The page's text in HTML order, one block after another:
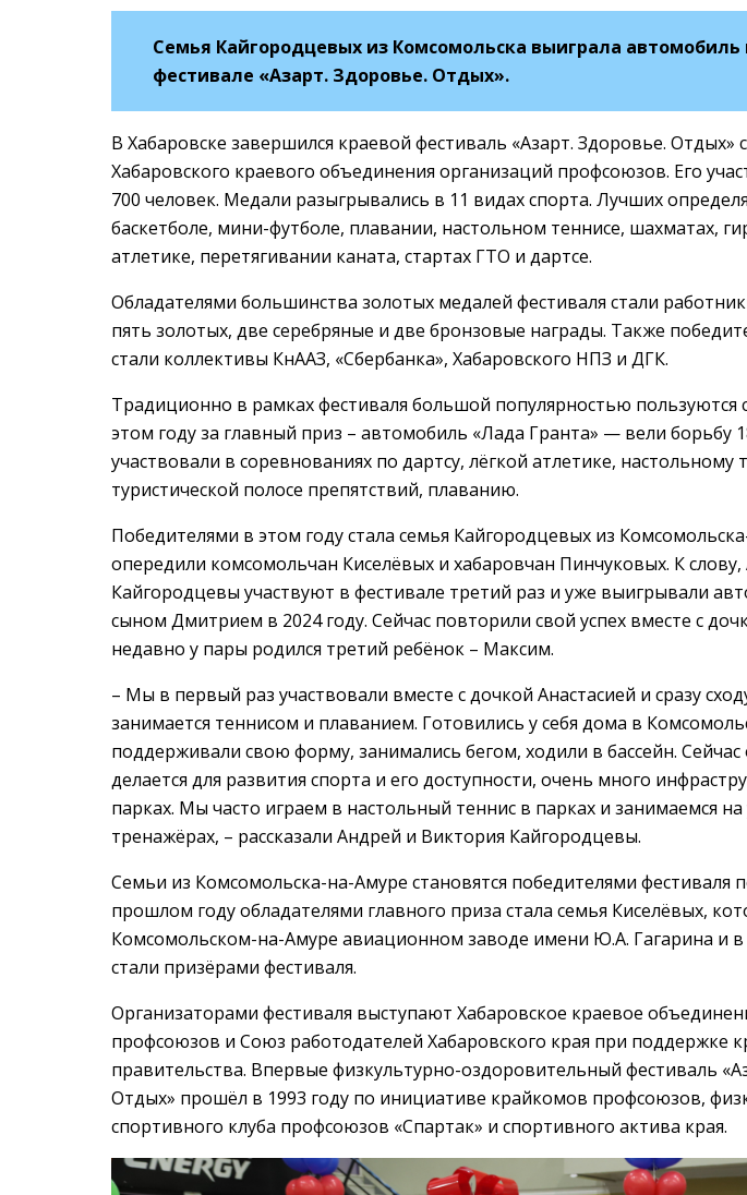
Семья Кайгородцевых из Комсомольска выиграла автомобиль
фестивале «Азарт. Здоровье. Отдых».
В Хабаровске завершился краевой фестиваль «Азарт. Здоровье. Отдых»
Хабаровского краевого объединения организаций профсоюзов. Его
700 человек. Медали разыгрывались в 11 видах спорта. Лучших
баскетболе, мини-футболе, плавании, настольном теннисе, шахматах,
атлетике, перетягивании каната, стартах ГТО и дартсе.
Обладателями большинства золотых медалей фестиваля стали
пять золотых, две серебряные и две бронзовые награды. Также
стали коллективы КнААЗ, «Сбербанка», Хабаровского НПЗ и ДГК.
Традиционно в рамках фестиваля большой популярностью пользуются
этом году за главный приз – автомобиль «Лада Гранта» — вели борьбу
участвовали в соревнованиях по дартсу, лёгкой атлетике, настольному
туристической полосе препятствий, плаванию.
Победителями в этом году стала семья Кайгородцевых из
опередили комсомольчан Киселёвых и хабаровчан Пинчуковых. К
Кайгородцевы участвуют в фестивале третий раз и уже выигрывали
сыном Дмитрием в 2024 году. Сейчас повторили свой успех вместе с
недавно у пары родился третий ребёнок – Максим.
– Мы в первый раз участвовали вместе с дочкой Анастасией и сразу
занимается теннисом и плаванием. Готовились у себя дома в
поддерживали свою форму, занимались бегом, ходили в бассейн.
делается для развития спорта и его доступности, очень много
парках. Мы часто играем в настольный теннис в парках и занимаемся
тренажёрах, – рассказали Андрей и Виктория Кайгородцевы.
Семьи из Комсомольска-на-Амуре становятся победителями фестиваля
прошлом году обладателями главного приза стала семья Киселёвых,
Комсомольском-на-Амуре авиационном заводе имени Ю.А. Гагарина и в
стали призёрами фестиваля.
Организаторами фестиваля выступают Хабаровское краевое
профсоюзов и Союз работодателей Хабаровского края при поддержке
правительства. Впервые физкультурно-оздоровительный фестиваль
Отдых» прошёл в 1993 году по инициативе крайкомов профсоюзов,
спортивного клуба профсоюзов «Спартак» и спортивного актива края.